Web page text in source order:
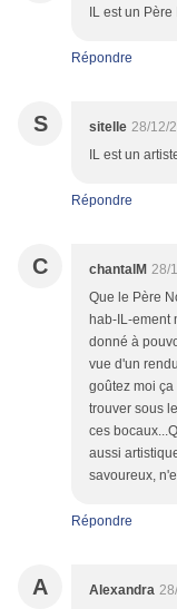
IL est un
Répondre
S sitelle 28/12/
IL est un
Répondre
C chantalM 28/
Que le Père
hab-IL-ement
donné à
vue d'un
goûtez moi
trouver sous
ces
aussi
savoureux,
Répondre
A Alexandra